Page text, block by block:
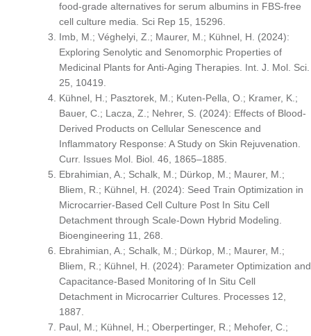
food-grade alternatives for serum albumins in FBS-free
cell culture media. Sci Rep 15, 15296.
Imb, M.; Véghelyi, Z.; Maurer, M.; Kühnel, H. (2024):
Exploring Senolytic and Senomorphic Properties of
Medicinal Plants for Anti-Aging Therapies. Int. J. Mol. Sci.
25, 10419.
Kühnel, H.; Pasztorek, M.; Kuten-Pella, O.; Kramer, K.;
Bauer, C.; Lacza, Z.; Nehrer, S. (2024): Effects of Blood-
Derived Products on Cellular Senescence and
Inflammatory Response: A Study on Skin Rejuvenation.
Curr. Issues Mol. Biol. 46, 1865–1885.
Ebrahimian, A.; Schalk, M.; Dürkop, M.; Maurer, M.;
Bliem, R.; Kühnel, H. (2024): Seed Train Optimization in
Microcarrier-Based Cell Culture Post In Situ Cell
Detachment through Scale-Down Hybrid Modeling.
Bioengineering 11, 268.
Ebrahimian, A.; Schalk, M.; Dürkop, M.; Maurer, M.;
Bliem, R.; Kühnel, H. (2024): Parameter Optimization and
Capacitance-Based Monitoring of In Situ Cell
Detachment in Microcarrier Cultures. Processes 12,
1887.
Paul, M.; Kühnel, H.; Oberpertinger, R.; Mehofer, C.;